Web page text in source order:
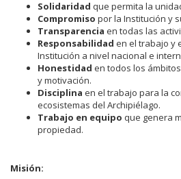
Solidaridad que permita la
Compromiso por la Institución y
Transparencia en todas las
Responsabilidad en el trabajo y
Institución a nivel nacional e
Honestidad en todos los
y motivación.
Disciplina en el trabajo para la
ecosistemas del Archipiélago.
Trabajo en equipo que genera
propiedad.
Misión: